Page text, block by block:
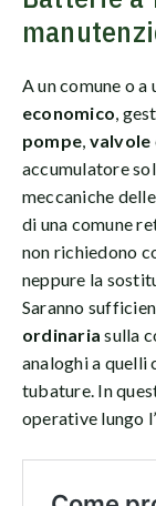
A un comune o
economico,
pompe, valvole
accumulatore
meccaniche
di una comune
non richiedono
neppure la
Saranno
ordinaria sulla
analoghi a quelli
tubature. In
operative lungo